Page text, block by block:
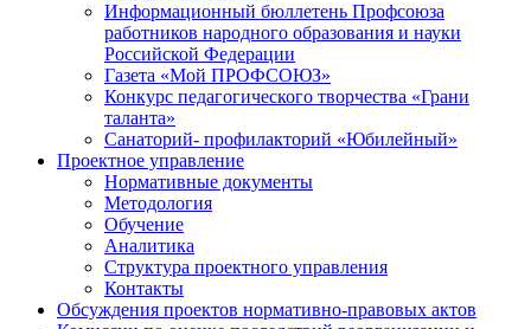
Информационный бюллетень Профсоюза
работников народного образования и науки
Российской Федерации
Газета «Мой ПРОФСОЮЗ»
Конкурс педагогического творчества «Грани
таланта»
Санаторий- профилакторий «Юбилейный»
Проектное управление
Нормативные документы
Методология
Обучение
Аналитика
Структура проектного управления
Контакты
Обсуждения проектов нормативно-правовых актов